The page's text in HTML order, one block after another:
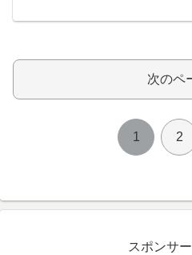
次のペ
1 2
スポンサ